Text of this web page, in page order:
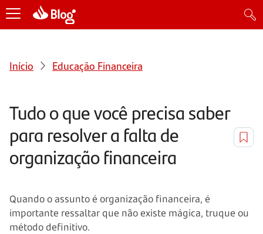
Início Educação Financeira
Tudo o que você precisa saber
para resolver a falta de
organização financeira
Quando o assunto é organização financeira, é
importante ressaltar que não existe mágica, truque ou
método definitivo.